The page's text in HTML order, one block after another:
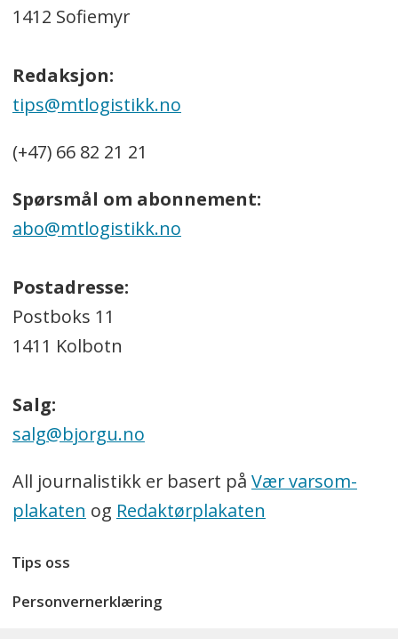
1412 Sofiemyr
Redaksjon:
tips@mtlogistikk.no
(+47) 66 82 21 21
Spørsmål om abonnement:
abo@mtlogistikk.no
Postadresse:
Postboks 11
1411 Kolbotn
Salg:
salg@bjorgu.no
All journalistikk er basert på Vær varsom-
plakaten og Redaktørplakaten
Tips oss
Personvernerklæring